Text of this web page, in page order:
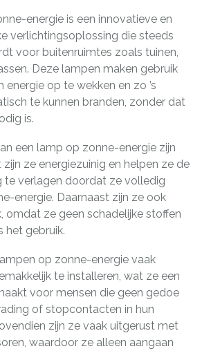
energie is een innovatieve en
verlichtingsoplossing die steeds
voor buitenruimtes zoals tuinen,
Deze lampen maken gebruik
op te wekken en zo ’s
te kunnen branden, zonder dat
is.
een lamp op zonne-energie zijn
zijn ze energiezuinig en helpen ze de
te verlagen doordat ze volledig
energie. Daarnaast zijn ze ook
omdat ze geen schadelijke stoffen
het gebruik.
op zonne-energie vaak
te installeren, wat ze een
voor mensen die geen gedoe
of stopcontacten in hun
zijn ze vaak uitgerust met
waardoor ze alleen aangaan